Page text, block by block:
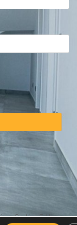
·Cookies Erklärung